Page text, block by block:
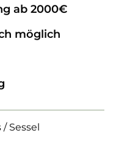
ab 2000€
möglich
/ Sessel